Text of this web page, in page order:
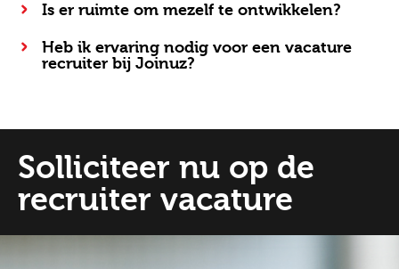
Is er ruimte om mezelf te ontwikkelen?
Heb ik ervaring nodig voor een vacature
recruiter bij Joinuz?
Solliciteer nu op de
recruiter vacature